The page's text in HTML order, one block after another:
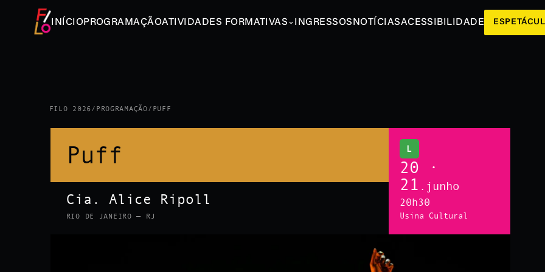
INÍCIOPROGRAMAÇÃOATIVIDADES FORMATIVAS INGRESSOS NOTÍCIASACESSIBILIDADE
FILO 2026/ PROGRAMAÇÃO/ PUFF
Puff
Cia. Alice Ripoll
RIO DE JANEIRO — RJ
L
20 ·
21 .junho
20h30
Usina Cultural